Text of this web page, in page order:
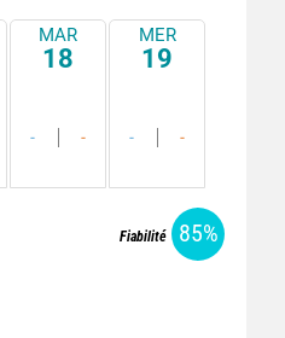
MAR
18
- -
MER
19
- -
Fiabilité 85%